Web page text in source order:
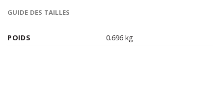
GUIDE DES TAILLES
POIDS 0.696 kg